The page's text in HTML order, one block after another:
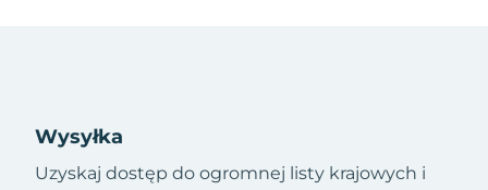
Wysyłka
Uzyskaj dostęp do ogromnej listy krajowych i